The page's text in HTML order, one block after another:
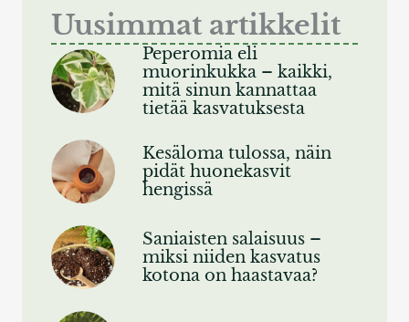
Uusimmat artikkelit
Peperomia eli
muorinkukka – kaikki,
mitä sinun kannattaa
tietää kasvatuksesta
Kesäloma tulossa, näin
pidät huonekasvit
hengissä
Saniaisten salaisuus –
miksi niiden kasvatus
kotona on haastavaa?